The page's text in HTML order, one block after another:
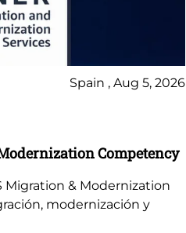
Spain , Aug 5, 2026
Competency
Migration & Modernization
modernización y